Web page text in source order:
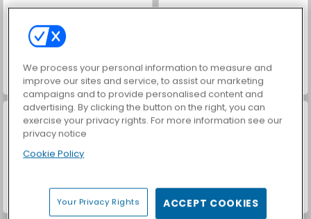
Farm Merge Valley World War 2 Shooter
VegaMix Da Vinci Puzzles Hidden Object: Street of Secrets
We process your personal information to measure and
improve our sites and service, to assist our marketing
campaigns and to provide personalised content and
advertising. By clicking the button on the right, you can
exercise your privacy rights. For more information see our
privacy notice
Cookie Policy
Your Privacy Rights ACCEPT COOKIES